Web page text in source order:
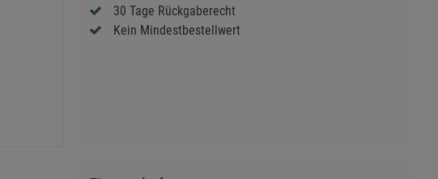
30 Tage Rückgaberecht
Kein Mindestbestellwert